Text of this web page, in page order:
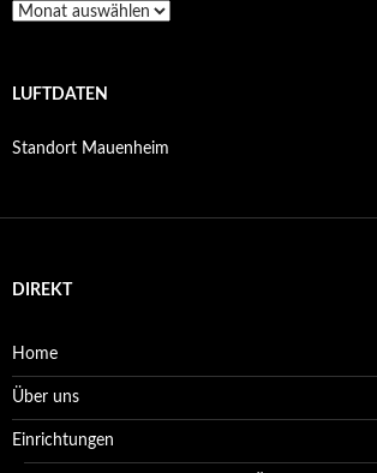
Archiv
LUFTDATEN
Standort Mauenheim
DIREKT
Home
Über uns
Einrichtungen